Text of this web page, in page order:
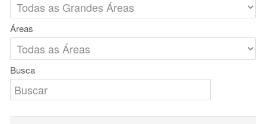
Áreas
Busca